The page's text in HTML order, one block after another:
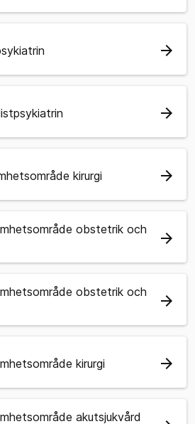
arrow_forward
arrow_forward
kirurgi arrow_forward
obstetrik och
arrow_forward
obstetrik och
arrow_forward
kirurgi arrow_forward
akutsjukvård